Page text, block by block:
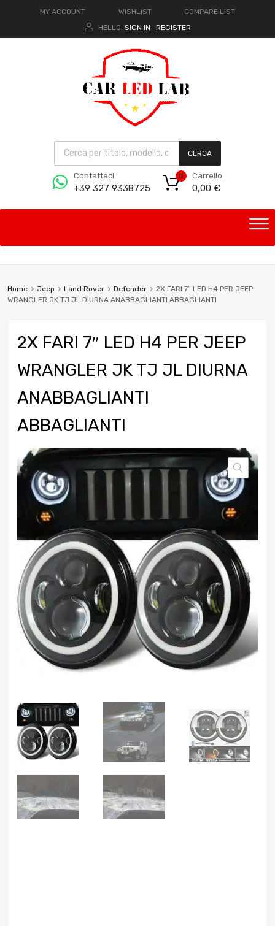
MY ACCOUNT WISHLIST
COMPARE LIST
HELLO. SIGN IN REGISTER
CERCA
Contattaci:
+39 327 9338725
Carrello
0,00 €
0
Home Jeep Land Rover Defender
2X FARI 7″ LED H4 PER JEEP
WRANGLER JK TJ JL DIURNA ANABBAGLIANTI ABBAGLIANTI
2X FARI 7″ LED H4 PER JEEP
WRANGLER JK TJ JL DIURNA
ANABBAGLIANTI
ABBAGLIANTI